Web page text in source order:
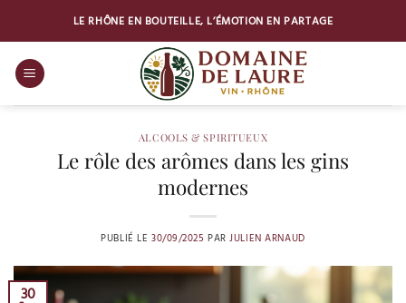
contenu
LE RHÔNE EN BOUTEILLE, L’ÉMOTION EN PARTAGE
ALCOOLS & SPIRITUEUX
Le rôle des arômes dans les gins
modernes
PUBLIÉ LE 30/09/2025 PARJULIEN ARNAUD
30